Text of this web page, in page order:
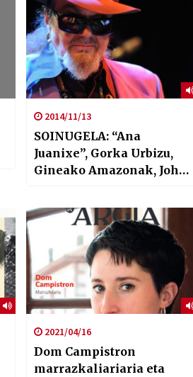
2014/11/13
SOINUGELA: “Ana
Juanixe”, Gorka Urbizu,
Gineako Amazonak, John
Anaiak…
2021/04/16
Dom Campistron
marrazkaliariaria eta